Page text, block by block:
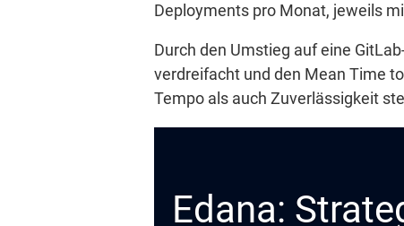
Deployments pro Monat, jeweils
Durch den Umstieg auf eine
verdreifacht und den Mean Time
Tempo als auch Zuverlässigkeit
Edana: